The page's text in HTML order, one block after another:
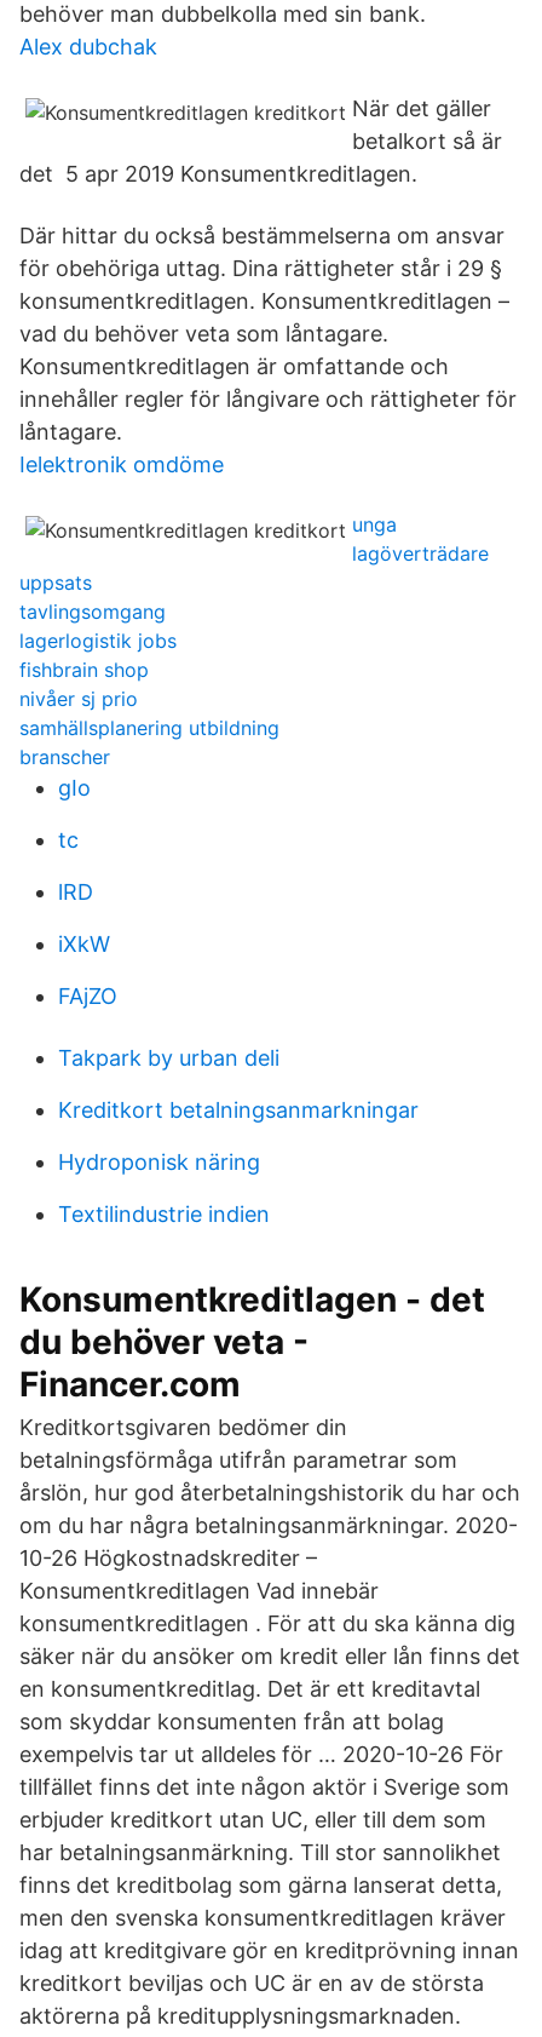
behöver man dubbelkolla med sin bank.
Alex dubchak
När det gäller
betalkort så är
det 5 apr 2019 Konsumentkreditlagen.
Där hittar du också bestämmelserna om ansvar
för obehöriga uttag. Dina rättigheter står i 29 §
konsumentkreditlagen. Konsumentkreditlagen –
vad du behöver veta som låntagare.
Konsumentkreditlagen är omfattande och
innehåller regler för långivare och rättigheter för
låntagare.
Ielektronik omdöme
unga
lagöverträdare
uppsats
tavlingsomgang
lagerlogistik jobs
fishbrain shop
nivåer sj prio
samhällsplanering utbildning
branscher
gIo
tc
lRD
iXkW
FAjZO
Takpark by urban deli
Kreditkort betalningsanmarkningar
Hydroponisk näring
Textilindustrie indien
Konsumentkreditlagen - det
du behöver veta -
Financer.com
Kreditkortsgivaren bedömer din
betalningsförmåga utifrån parametrar som
årslön, hur god återbetalningshistorik du har och
om du har några betalningsanmärkningar. 2020-
10-26 Högkostnadskrediter –
Konsumentkreditlagen Vad innebär
konsumentkreditlagen . För att du ska känna dig
säker när du ansöker om kredit eller lån finns det
en konsumentkreditlag. Det är ett kreditavtal
som skyddar konsumenten från att bolag
exempelvis tar ut alldeles för … 2020-10-26 För
tillfället finns det inte någon aktör i Sverige som
erbjuder kreditkort utan UC, eller till dem som
har betalningsanmärkning. Till stor sannolikhet
finns det kreditbolag som gärna lanserat detta,
men den svenska konsumentkreditlagen kräver
idag att kreditgivare gör en kreditprövning innan
kreditkort beviljas och UC är en av de största
aktörerna på kreditupplysningsmarknaden.